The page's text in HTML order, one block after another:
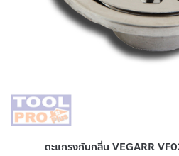
ตะแกรงกันกลิ่น VEGARR